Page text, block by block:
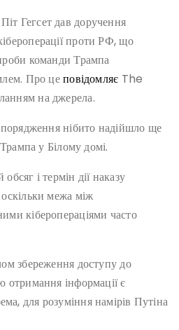
Гегсет дав доручення
проти РФ, що
команди Трампа
Про цеповідомляє The
на джерела.
нібито надійшло ще
у Білому домі.
і термін дії наказу
межа між
кіберопераціями часто
збереження доступу до
отримання інформації є
для розуміння намірів Путіна